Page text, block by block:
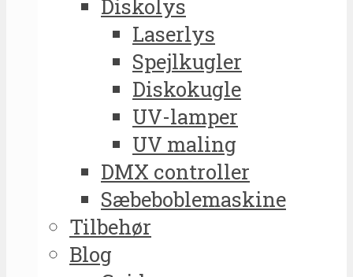
Diskolys
Laserlys
Spejlkugler
Diskokugle
UV-lamper
UV maling
DMX controller
Sæbeboblemaskine
Tilbehør
Blog